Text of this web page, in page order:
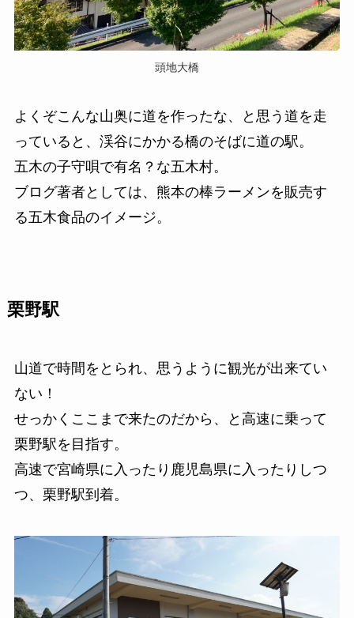
頭地大橋
よくぞこんな山奥に道を作ったな、と思う道を走
っていると、渓谷にかかる橋のそばに道の駅。
五木の子守唄で有名？な五木村。
ブログ著者としては、熊本の棒ラーメンを販売す
る五木食品のイメージ。
栗野駅
山道で時間をとられ、思うように観光が出来てい
ない！
せっかくここまで来たのだから、と高速に乗って
栗野駅を目指す。
高速で宮崎県に入ったり鹿児島県に入ったりしつ
つ、栗野駅到着。